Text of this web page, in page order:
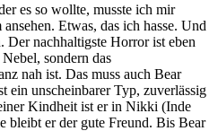
es so wollte, musste ich mir
Etwas, das ich hasse. Und
Der nachhaltigste Horror ist eben
sondern das
nah ist. Das muss auch Bear
ein unscheinbarer Typ, zuverlässig
Kindheit ist er in Nikki (Inde
bleibt er der gute Freund. Bis Bear